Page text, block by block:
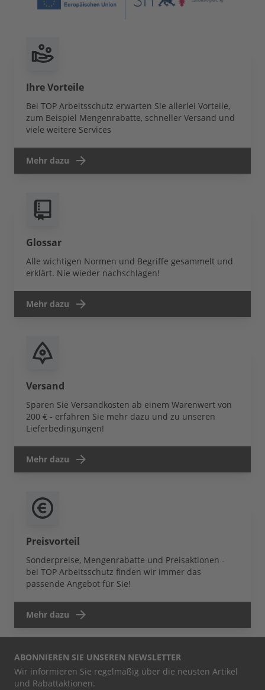
Ihre Vorteile
Bei TOP Arbeitsschutz erwarten Sie allerlei Vorteile,
zum Beispiel Mengenrabatte, schneller Versand und
viele weitere Services
Mehr dazu
Glossar
Alle wichtigen Normen und Begriffe gesammelt und
erklärt. Nie wieder nachschlagen!
Mehr dazu
Versand
Sparen Sie Versandkosten ab einem Warenwert von
200 € - erfahren Sie mehr dazu und zu unseren
Lieferbedingungen!
Mehr dazu
Preisvorteil
Sonderpreise, Mengenrabatte und Preisaktionen -
bei TOP Arbeitsschutz finden wir immer das
passende Angebot für Sie!
Mehr dazu
ABONNIEREN SIE UNSEREN NEWSLETTER
Wir informieren Sie regelmäßig über die neusten Artikel
und Rabattaktionen.